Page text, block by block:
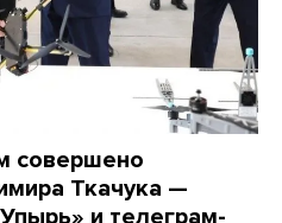
совершено
Ткачука —
и телеграм-